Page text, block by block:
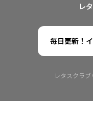
レ
毎日更新！
レタスクラブ